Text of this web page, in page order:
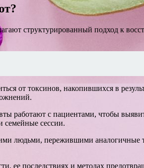
структурированный подход к
от токсинов, накопившихся в
работают с пациентами, чтобы
семейные сессии.
людьми, пережившими аналогичные
ее последствиях и методах